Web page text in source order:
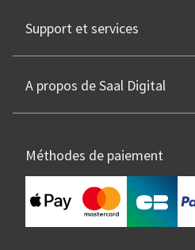
Support et services
A propos de Saal Digital
Méthodes de paiement